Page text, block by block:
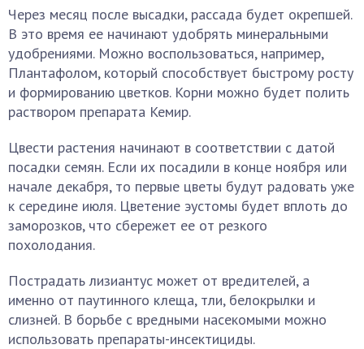
Через месяц после высадки, рассада будет окрепшей.
В это время ее начинают удобрять минеральными
удобрениями. Можно воспользоваться, например,
Плантафолом, который способствует быстрому росту
и формированию цветков. Корни можно будет полить
раствором препарата Кемир.
Цвести растения начинают в соответствии с датой
посадки семян. Если их посадили в конце ноября или
начале декабря, то первые цветы будут радовать уже
к середине июля. Цветение эустомы будет вплоть до
заморозков, что сбережет ее от резкого
похолодания.
Пострадать лизиантус может от вредителей, а
именно от паутинного клеща, тли, белокрылки и
слизней. В борьбе с вредными насекомыми можно
использовать препараты-инсектициды.